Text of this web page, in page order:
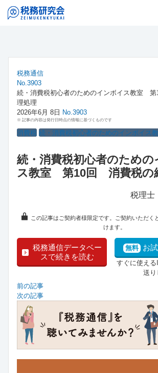
税務通信
No.3903
続・消費税初心者のためのインボイス教室
理処理
2026年6月 8日 No.3903
※ 記事の内容は発行日時点の情報に基づくものです
消費税 続・消費税初心者のためのインボイス
続・消費税初心者のための
ス教室 第10回 消費税の
税理士
この記事はご契約者様限定です。ご契約いただく
けます。
税務通信データベー
スで続きを読む
無料 お試
すぐに使え
送り
前の記事
次の記事